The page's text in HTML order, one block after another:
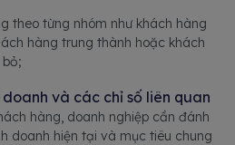
theo từng nhóm như khách hàng
hàng trung thành hoặc khách
và các chỉ số liên quan
hàng, doanh nghiệp cần đánh
doanh hiện tại và mục tiêu chung